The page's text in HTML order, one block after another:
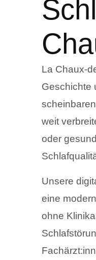
La Chaux-
Geschichte
weit
oder
Unsere
eine
ohne